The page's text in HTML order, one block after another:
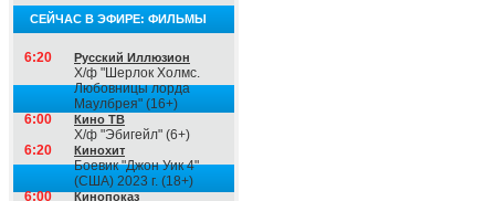
СЕЙЧАС В ЭФИРЕ: ФИЛЬМЫ
6:20 Русский Иллюзион
Х/ф "Шерлок Холмс.
Любовницы лорда
Маулбрея" (16+)
6:00
Кино ТВ
Х/ф "Эбигейл" (6+)
6:20
Кинохит
Боевик "Джон Уик 4"
(США) 2023 г. (18+)
6:00
Кинопоказ